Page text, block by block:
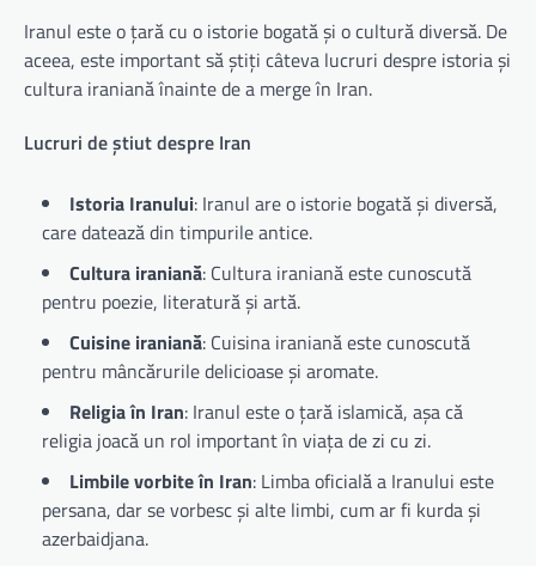
Iranul este o țară cu o istorie bogată și o cultură diversă. De
aceea, este important să știți câteva lucruri despre istoria și
cultura iraniană înainte de a merge în Iran.
Lucruri de știut despre Iran
Istoria Iranului: Iranul are o istorie bogată și diversă,
care datează din timpurile antice.
Cultura iraniană: Cultura iraniană este cunoscută
pentru poezie, literatură și artă.
Cuisine iraniană: Cuisina iraniană este cunoscută
pentru mâncărurile delicioase și aromate.
Religia în Iran: Iranul este o țară islamică, așa că
religia joacă un rol important în viața de zi cu zi.
Limbile vorbite în Iran: Limba oficială a Iranului este
persana, dar se vorbesc și alte limbi, cum ar fi kurda și
azerbaidjana.